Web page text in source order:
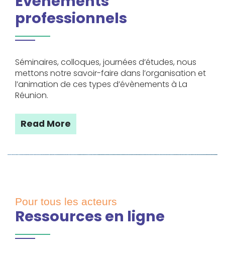
professionnels
Séminaires, colloques, journées d’études, nous
mettons notre savoir-faire dans l’organisation et
l’animation de ces types d’évènements à La
Réunion.
Read More
Pour tous les acteurs
Ressources en ligne